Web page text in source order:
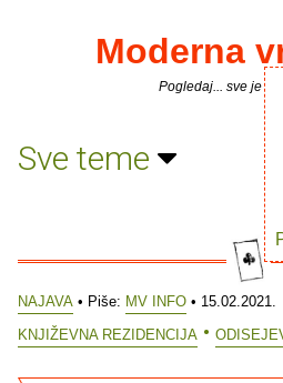
Moderna
Pogledaj... sve je
Sve teme
NAJAVA • Piše: MV INFO • 15.02.2021.
KNJIŽEVNA REZIDENCIJA